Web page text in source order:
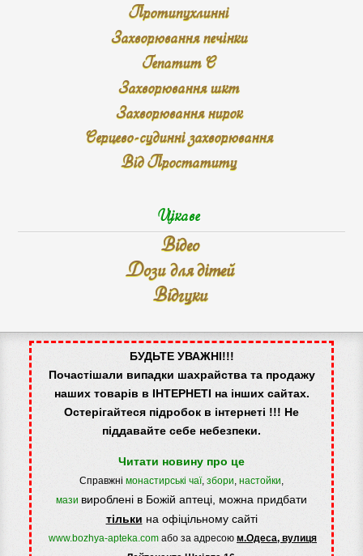
Протипухлинні
Захворювання печінки
Гепатит С
Захворювання шкт
Захворювання нирок
Серцево-судинні захворювання
Від Простатиту
Цікаве
Відео
Дози для дітей
Відгуки
БУДЬТЕ УВАЖНІ!!!
Почастішали випадки шахрайства та продажу
наших товарів в ІНТЕРНЕТІ на інших сайтах.
Остерігайтеся підробок в інтернеті !!! Не
піддавайте себе небезпеки.
Читати новину про це
Справжні монастирські чаї, збори, настойки,
мази вироблені в Божій аптеці, можна придбати
тільки на офіцільному сайті
www.bozhya-apteka.com або за адресою м.Одеса, вулиця